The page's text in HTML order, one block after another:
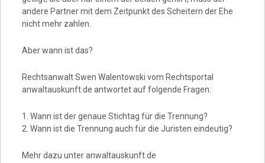
andere Partner mit dem Zeitpunkt des Scheitern der Ehe
nicht mehr zahlen.
Aber wann ist das?
Rechtsanwalt Swen Walentowski vom Rechtsportal
anwaltauskunft.de antwortet auf folgende Fragen:
1. Wann ist der genaue Stichtag für die Trennung?
2. Wann ist die Trennung auch für die Juristen eindeutig?
Mehr dazu unter anwaltauskunft.de